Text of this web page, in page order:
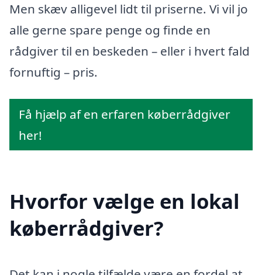
Men skæv alligevel lidt til priserne. Vi vil jo
alle gerne spare penge og finde en
rådgiver til en beskeden – eller i hvert fald
fornuftig – pris.
Få hjælp af en erfaren køberrådgiver
her!
Hvorfor vælge en lokal
køberrådgiver?